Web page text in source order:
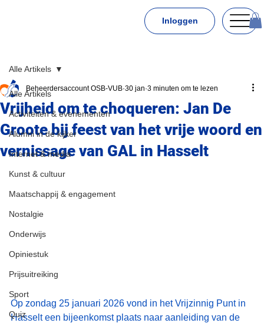
Inloggen
Alle Artikels
Activiteiten & evenementen
Alumni in de kijker
Internet & media
Kunst & cultuur
Maatschappij & engagement
Nostalgie
Onderwijs
Opiniestuk
Prijsuitreiking
Sport
Quiz
Alle Artikels
Vrijheid om te choqueren: Jan De
Groote bij feest van het vrije woord en
vernissage van GAL in Hasselt
Beheerdersaccount OSB-VUB 30 jan 3 minuten om te lezen
Op zondag 25 januari 2026 vond in het Vrijzinnig Punt in
Hasselt een bijeenkomst plaats naar aanleiding van de